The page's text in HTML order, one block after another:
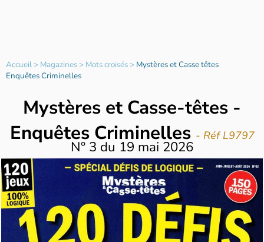
Accueil> Magazines> Mots croisés> Mystères et Casse têtes
Enquêtes Criminelles
Mystères et Casse-têtes -
Enquêtes Criminelles - Réf L9797
N° 3 du 19 mai 2026